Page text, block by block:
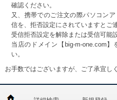
確認ください。
又、携帯でのご注文の際パソコン
信を、拒否設定にされていますとご
受信拒否設定を解除または受信可能
当店のドメイン【big-m-one.com
い。
お手数ではございますが、ご了承宜し